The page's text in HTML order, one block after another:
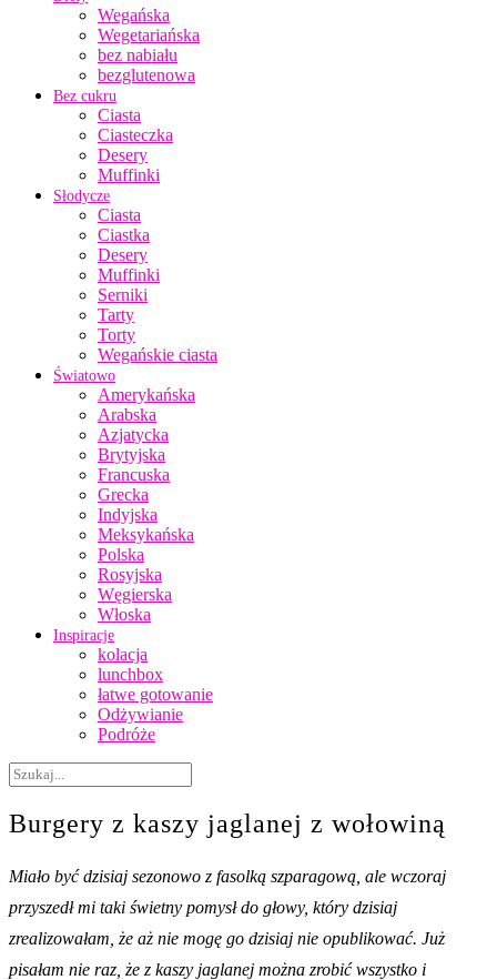
Wegańska
Wegetariańska
bez nabiału
bezglutenowa
Bez cukru
Ciasta
Ciasteczka
Desery
Muffinki
Słodycze
Ciasta
Ciastka
Desery
Muffinki
Serniki
Tarty
Torty
Wegańskie ciasta
Światowo
Amerykańska
Arabska
Azjatycka
Brytyjska
Francuska
Grecka
Indyjska
Meksykańska
Polska
Rosyjska
Węgierska
Włoska
Inspiracje
kolacja
lunchbox
łatwe gotowanie
Odżywianie
Podróże
Burgery z kaszy jaglanej z wołowiną
Miało być dzisiaj sezonowo z fasolką szparagową, ale wczoraj
przyszedł mi taki świetny pomysł do głowy, który dzisiaj
zrealizowałam, że aż nie mogę go dzisiaj nie opublikować. Już
pisałam nie raz, że z kaszy jaglanej można zrobić wszystko i